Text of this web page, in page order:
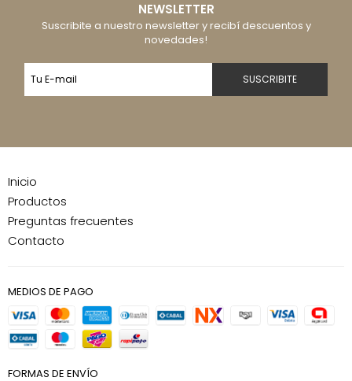
NEWSLETTER
Suscribite a nuestro newsletter y recibí descuentos y
novedades!
Inicio
Productos
Preguntas frecuentes
Contacto
MEDIOS DE PAGO
FORMAS DE ENVÍO